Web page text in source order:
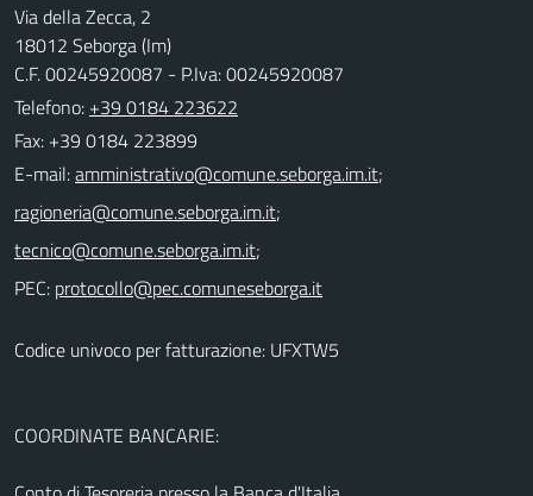
Via della Zecca, 2
18012 Seborga (Im)
C.F. 00245920087 - P.Iva: 00245920087
Telefono: +39 0184 223622
Fax: +39 0184 223899
E-mail:
;
;
;
PEC:
Codice univoco per fatturazione: UFXTW5
COORDINATE BANCARIE: